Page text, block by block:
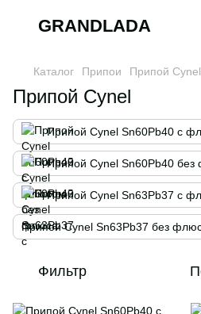
GRANDLADA
Каталог Припои Припой Cynel
Припой Cynel
Припой Cynel Sn60Pb40 c
Припой Cynel Sn60Pb40 без
Припой Cynel Sn63Pb37 c
Припой Cynel Sn63Pb37 без
Фильтр